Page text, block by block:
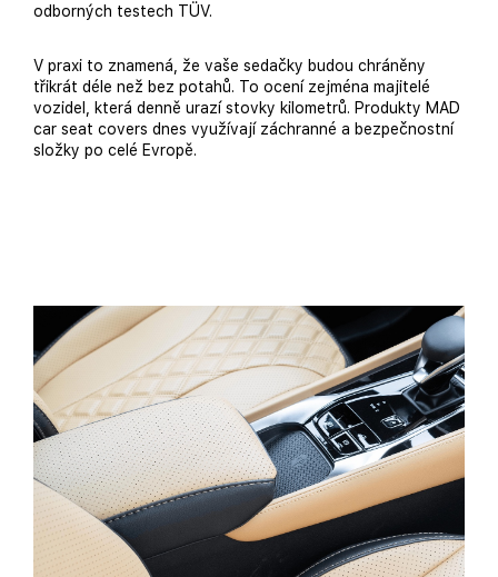
odborných testech TÜV.
V praxi to znamená, že vaše sedačky budou chráněny
třikrát déle než bez potahů. To ocení zejména majitelé
vozidel, která denně urazí stovky kilometrů. Produkty MAD
car seat covers dnes využívají záchranné a bezpečnostní
složky po celé Evropě.